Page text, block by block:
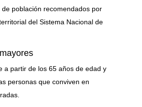
población recomendados por
del Sistema Nacional de
a partir de los 65 años de edad y
personas que conviven en